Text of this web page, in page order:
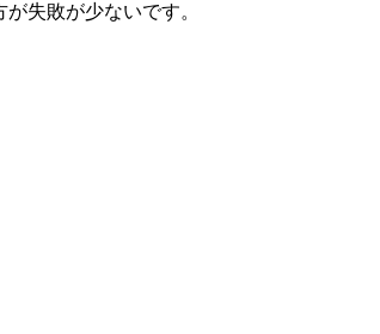
失敗が少ないです。